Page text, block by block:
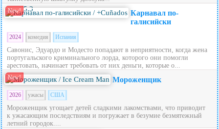
New! 5.3
Карнавал по-
галисийски
2024 комедия Испания
Савонис, Эдуардо и Модесто попадают в неприятности, когда жена
португальского криминального лорда, которого они помогли
арестовать, начинает требовать от них деньги, которые о...
New! Мороженщик
2026 ужасы США
Мороженщик угощает детей сладкими лакомствами, что приводит
к ужасающим последствиям и погружает в безумие безмятежный
летний городок....